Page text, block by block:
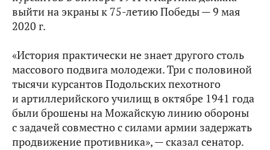
выйти на экраны к 75-летию Победы — 9 мая
2020 г.
«История практически не знает другого столь
массового подвига молодежи. Три с половиной
тысячи курсантов Подольских пехотного
и артиллерийского училищ в октябре 1941 года
были брошены на Можайскую линию обороны
с задачей совместно с силами армии задержать
продвижение противника», — сказал сенатор.